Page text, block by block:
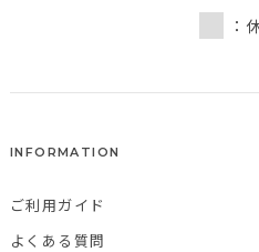
：
INFORMATION
ご利用ガイド
よくある質問